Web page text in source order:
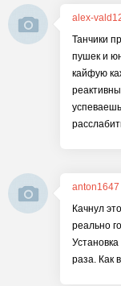
alex-
Танчики
пушек и
кайфую
anton1647
Качнул
реально
раза. Как